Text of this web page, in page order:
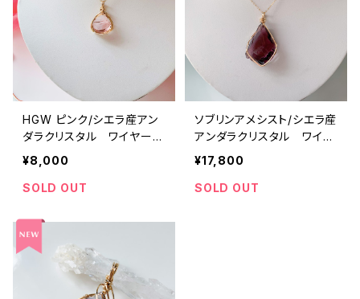
HGW ピンク/シエラ産アン
ダラクリスタル ワイヤーペ
ンダントHGW pk-wp2
¥8,000
SOLD OUT
ソブリンアメシスト/シエラ産
アンダラクリスタル ワイヤ
ーペンダントame-wp4
¥17,800
SOLD OUT